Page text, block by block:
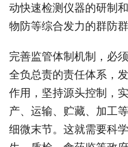
动快速检测仪器的研制
物防等综合发力的群防群
完善监管体制机制，必
全负总责的责任体系，
作用，坚持源头控制，
产、运输、贮藏、加工
细微末节。这就需要科